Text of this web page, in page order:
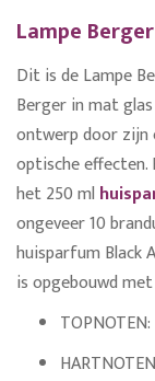
Lampe
Dit is de Lampe
Berger in mat
ontwerp door zijn
optische
het 250 ml
ongeveer 10
huisparfum Black
is opgebouwd